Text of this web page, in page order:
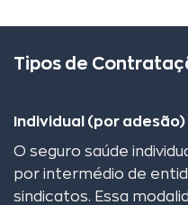
Tipos de
Individual (por adesão)
O seguro saúde
por intermédio de
sindicatos. Essa